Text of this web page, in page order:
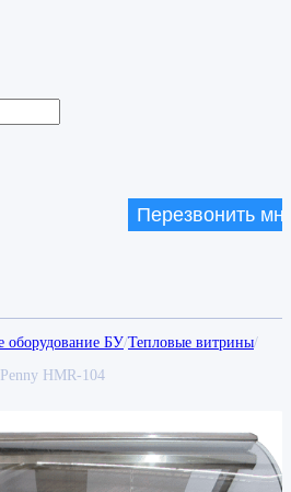
Перезвонить
оборудование БУ/Тепловые витрины/
HMR-104